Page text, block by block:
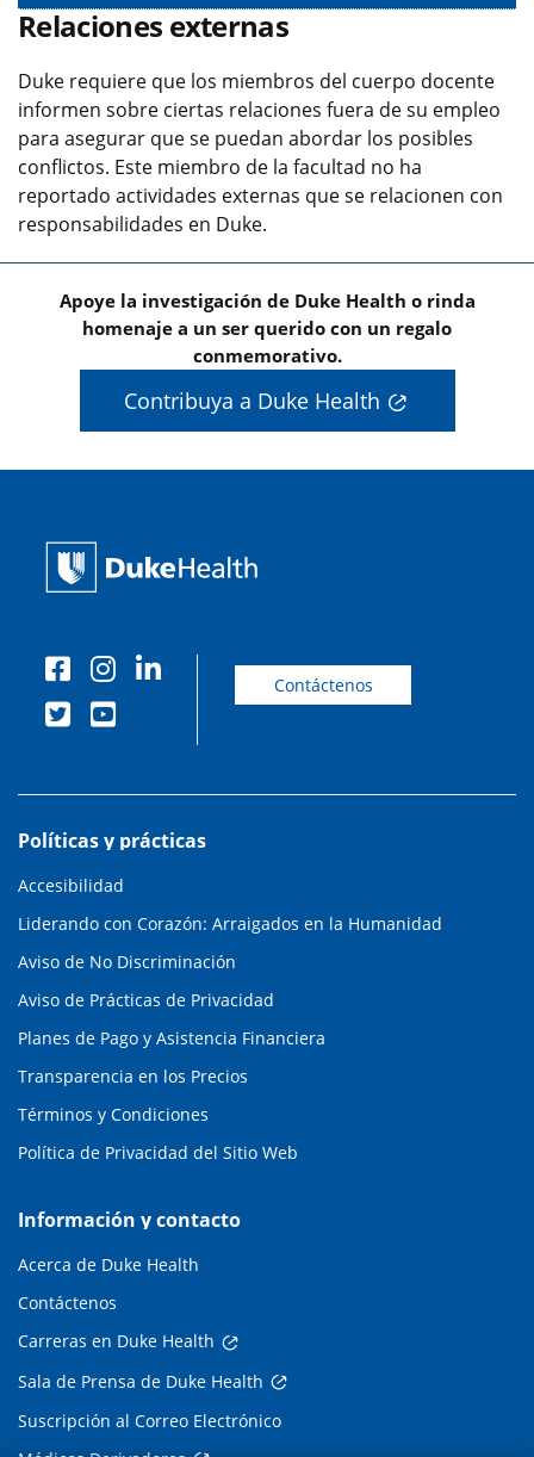
Relaciones externas
Duke requiere que los miembros del cuerpo docente
informen sobre ciertas relaciones fuera de su empleo
para asegurar que se puedan abordar los posibles
conflictos. Este miembro de la facultad no ha
reportado actividades externas que se relacionen con
responsabilidades en Duke.
Apoye la investigación de Duke Health o rinda
homenaje a un ser querido con un regalo
conmemorativo.
Contribuya a Duke Health
Contáctenos
Políticas y prácticas
Accesibilidad
Liderando con Corazón: Arraigados en la Humanidad
Aviso de No Discriminación
Aviso de Prácticas de Privacidad
Planes de Pago y Asistencia Financiera
Transparencia en los Precios
Términos y Condiciones
Política de Privacidad del Sitio Web
Información y contacto
Acerca de Duke Health
Contáctenos
Carreras en Duke Health
Sala de Prensa de Duke Health
Suscripción al Correo Electrónico